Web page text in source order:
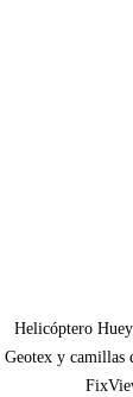
Helicóptero
Geotex y camillas